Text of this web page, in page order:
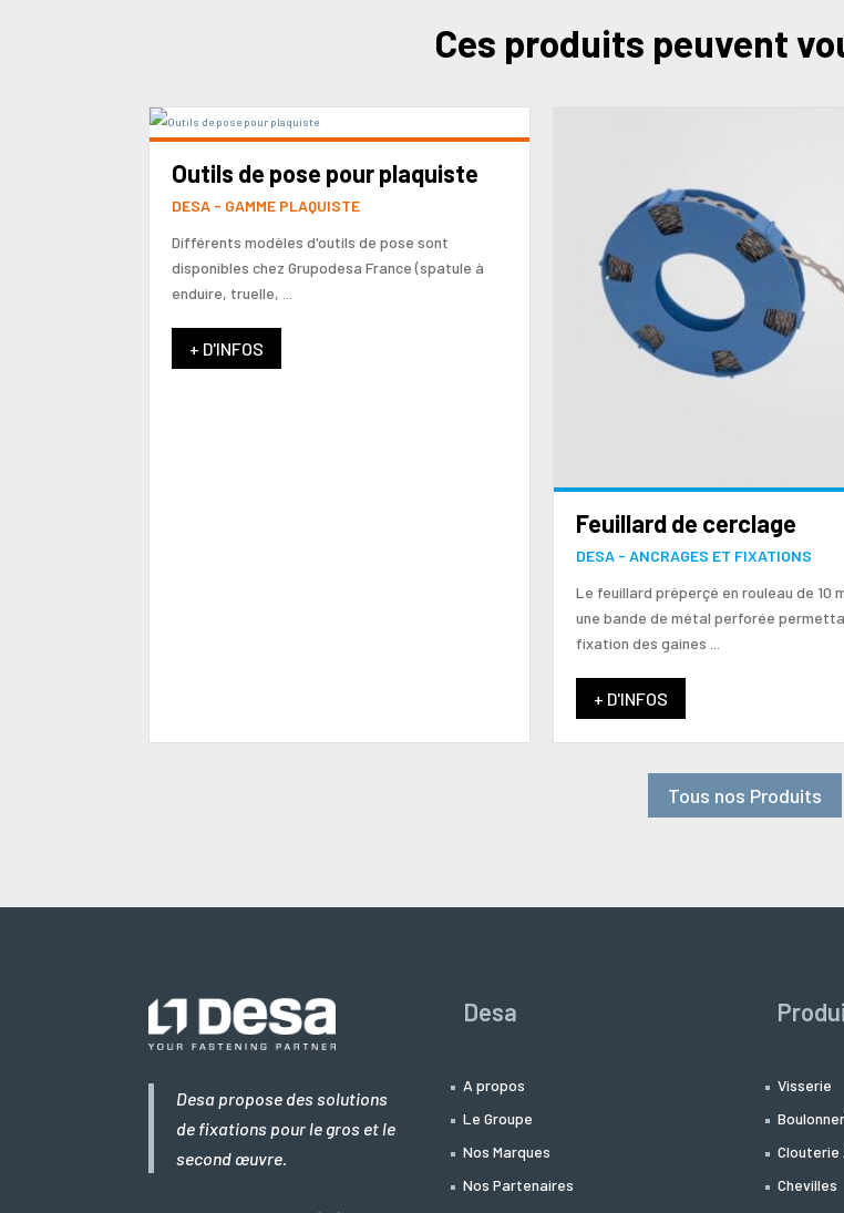
Ces produits peuvent
Outils de pose pour plaquiste
DESA - GAMME PLAQUISTE
Différents modèles d'outils de pose sont
disponibles chez Grupodesa France (spatule à
enduire, truelle, ...
+ D'INFOS
Feuillard de cerclage
DESA - ANCRAGES ET FIXATIONS
Le feuillard préperçé en rouleau de 10
une bande de métal perforée
fixation des gaines ...
+ D'INFOS
Tous nos Produits
Desa propose des solutions
de fixations pour le gros et le
second œuvre.
Desa
A propos
Le Groupe
Nos Marques
Nos Partenaires
Visserie
Clouterie
Chevilles